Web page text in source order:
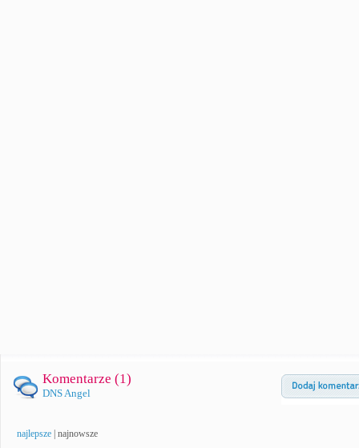
Komentarze (1)
DNS Angel
najlepsze najnowsze